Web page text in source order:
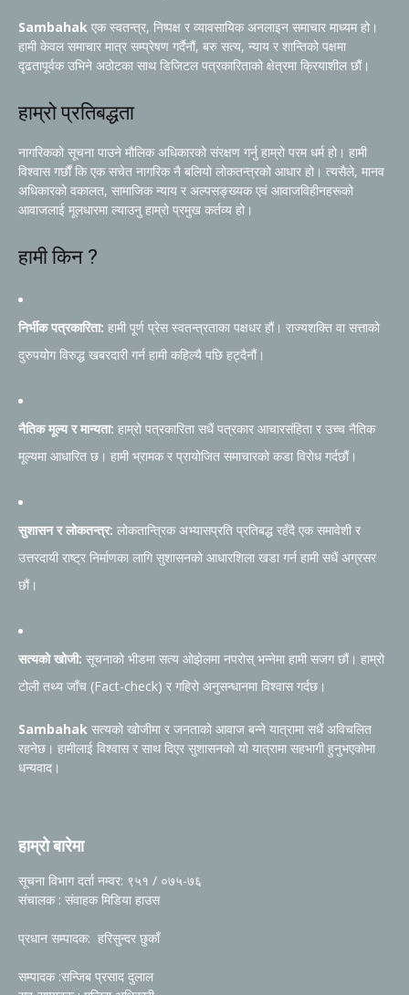
Sambahak एक स्वतन्त्र, निष्पक्ष र व्यावसायिक अनलाइन समाचार माध्यम हो।
हामी केवल समाचार मात्र सम्प्रेषण गर्दैनौं, बरु सत्य, न्याय र शान्तिको पक्षमा
दृढतापूर्वक उभिने अठोटका साथ डिजिटल पत्रकारिताको क्षेत्रमा क्रियाशील छौं।
हाम्रो प्रतिबद्धता
नागरिकको सूचना पाउने मौलिक अधिकारको संरक्षण गर्नु हाम्रो परम धर्म हो। हामी
विश्वास गर्छौं कि एक सचेत नागरिक नै बलियो लोकतन्त्रको आधार हो। त्यसैले, मानव
अधिकारको वकालत, सामाजिक न्याय र अल्पसङ्ख्यक एवं आवाजविहीनहरूको
आवाजलाई मूलधारमा ल्याउनु हाम्रो प्रमुख कर्तव्य हो।
हामी किन ?
निर्भीक पत्रकारिता: हामी पूर्ण प्रेस स्वतन्त्रताका पक्षधर हौं। राज्यशक्ति वा सत्ताको
दुरुपयोग विरुद्ध खबरदारी गर्न हामी कहिल्यै पछि हट्दैनौं।
नैतिक मूल्य र मान्यता: हाम्रो पत्रकारिता सधैं पत्रकार आचारसंहिता र उच्च नैतिक
मूल्यमा आधारित छ। हामी भ्रामक र प्रायोजित समाचारको कडा विरोध गर्दछौं।
सुशासन र लोकतन्त्र: लोकतान्त्रिक अभ्यासप्रति प्रतिबद्ध रहँदै एक समावेशी र
उत्तरदायी राष्ट्र निर्माणका लागि सुशासनको आधारशिला खडा गर्न हामी सधैं अग्रसर
छौं।
सत्यको खोजी: सूचनाको भीडमा सत्य ओझेलमा नपरोस् भन्नेमा हामी सजग छौं। हाम्रो
टोली तथ्य जाँच (Fact-check) र गहिरो अनुसन्धानमा विश्वास गर्दछ।
Sambahak सत्यको खोजीमा र जनताको आवाज बन्ने यात्रामा सधैं अविचलित
रहनेछ। हामीलाई विश्वास र साथ दिएर सुशासनको यो यात्रामा सहभागी हुनुभएकोमा
धन्यवाद।
हाम्रो बारेमा
सूचना विभाग दर्ता नम्वर: ९५१ / ०७५-७६
संचालक : संवाहक मिडिया हाउस
प्रधान सम्पादक: हरिसुन्दर छुकाँ
सम्पादक :सन्जिब प्रसाद दुलाल